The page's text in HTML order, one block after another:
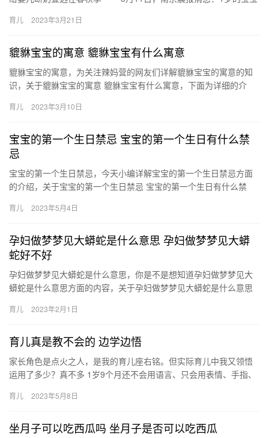
育儿 2023年3月21日
貔貅宝宝的寓意 貔貅宝宝有什么寓意
貔貅宝宝的寓意，为关注辣妈营的网友们详解貔貅宝宝的寓意的知
识，关于貔貅宝宝的寓意 貔貅宝宝有什么寓意，下面为详细的介
宝…
育儿 2023年3月10日
宝宝的第一个生日禁忌 宝宝的第一个生日有什么禁
忌
宝宝的第一个生日禁忌，今天小编详解宝宝的第一个生日禁忌方面
的介绍，关于宝宝的第一个生日禁忌 宝宝的第一个生日有什么禁
宝…
育儿 2023年5月4日
孕妇做梦梦见大蟒蛇是什么意思 孕妇做梦梦见大蟒
蛇好不好
孕妇做梦梦见大蟒蛇是什么意思，你是不是想知道孕妇做梦梦见大
蟒蛇是什么意思方面的内容，关于孕妇做梦梦见大蟒蛇是什么意思
很…
育儿 2023年2月1日
育儿真是教不会的 边学边悟
家长角色是点火之人，是我的育儿座右铭。但实际育儿中我又领悟
运用了多少？真不多 1岁9个月还不会用语言、只会用表情、手指、
育儿 2023年5月8日
坐月子可以吃西瓜吗 坐月子是否可以吃西瓜